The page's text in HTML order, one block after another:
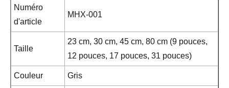
Numéro
d'article
MHX-001
Taille
23 cm, 30 cm, 45 cm, 80 cm (9 pouces,
12 pouces, 17 pouces, 31 pouces)
Couleur Gris